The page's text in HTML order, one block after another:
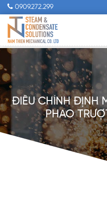
0909.272.299
ĐIỀU CHỈNH ĐỊNH
PHAO